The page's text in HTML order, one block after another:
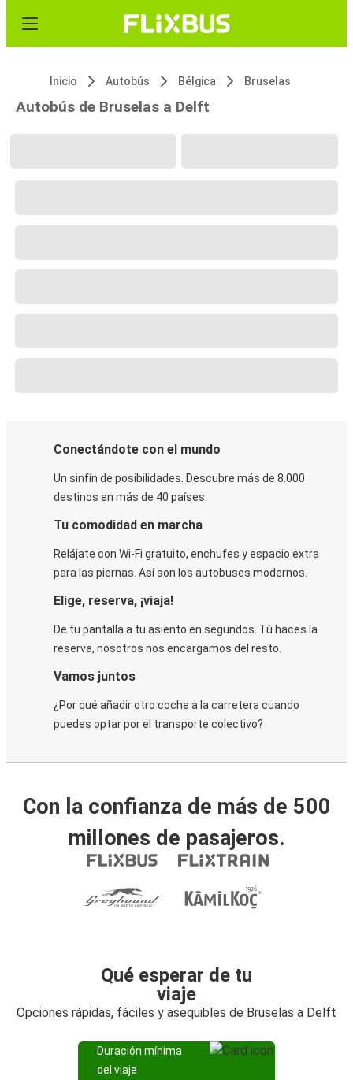
Inicio Autobús Bélgica Bruselas
Autobús de Bruselas a Delft
Conectándote con el mundo
Un sinfín de posibilidades. Descubre más de 8.000
destinos en más de 40 países.
Tu comodidad en marcha
Relájate con Wi-Fi gratuito, enchufes y espacio extra
para las piernas. Así son los autobuses modernos.
Elige, reserva, ¡viaja!
De tu pantalla a tu asiento en segundos. Tú haces la
reserva, nosotros nos encargamos del resto.
Vamos juntos
¿Por qué añadir otro coche a la carretera cuando
puedes optar por el transporte colectivo?
Con la confianza de más de 500
millones de pasajeros.
Qué esperar de tu
viaje
Opciones rápidas, fáciles y asequibles de Bruselas a Delft
Duración mínima
del viaje